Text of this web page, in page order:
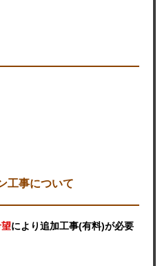
工事について
により追加工事(有料)が必要